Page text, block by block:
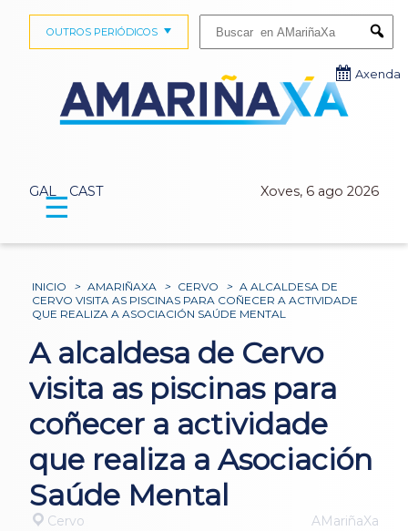
GAL CAST Xoves, 6 ago 2026
OUTROS PERIÓDICOS
Axenda
☰
INICIO > AMARIÑAXA > CERVO > A ALCALDESA DE
CERVO VISITA AS PISCINAS PARA COÑECER A ACTIVIDADE
QUE REALIZA A ASOCIACIÓN SAÚDE MENTAL
A alcaldesa de Cervo
visita as piscinas para
coñecer a actividade
que realiza a Asociación
Saúde Mental
Cervo AMariñaXa